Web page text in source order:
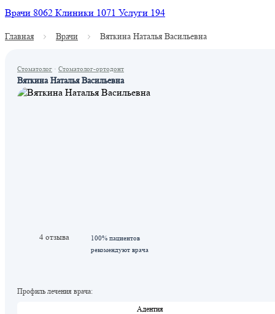
Врачи 8062 Клиники 1071 Услуги 194
Главная Врачи Вяткина Наталья Васильевна
Стоматолог · Стоматолог-ортодонт
Вяткина Наталья Васильевна
4 отзыва
100% пациентов
рекомендуют врача
Профиль лечения врача:
Адентия